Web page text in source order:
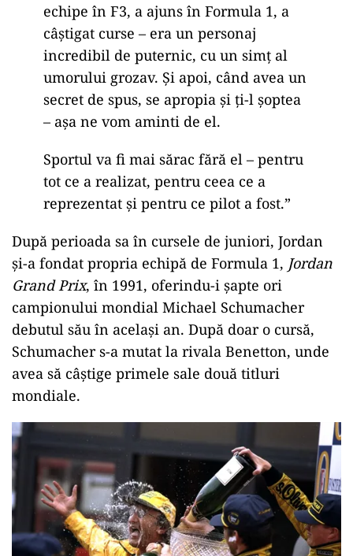
echipe în F3, a ajuns în Formula 1, a
câștigat curse – era un personaj
incredibil de puternic, cu un simț al
umorului grozav. Și apoi, când avea un
secret de spus, se apropia și ți-l șoptea
– așa ne vom aminti de el.
Sportul va fi mai sărac fără el – pentru
tot ce a realizat, pentru ceea ce a
reprezentat și pentru ce pilot a fost.”
După perioada sa în cursele de juniori, Jordan
și-a fondat propria echipă de Formula 1, Jordan
Grand Prix, în 1991, oferindu-i șapte ori
campionului mondial Michael Schumacher
debutul său în același an. După doar o cursă,
Schumacher s-a mutat la rivala Benetton, unde
avea să câștige primele sale două titluri
mondiale.